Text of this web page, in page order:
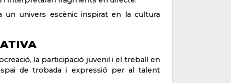
univers escènic inspirat en la cultura
la participació juvenil i el treball en
de trobada i expressió per al talent